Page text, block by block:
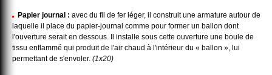
Papier journal : avec du fil de fer léger, il construit une armature autour de
laquelle il place du papier-journal comme pour former un ballon dont
l'ouverture serait en dessous. Il installe sous cette ouverture une boule de
tissu enflammé qui produit de l'air chaud à l'intérieur du « ballon », lui
permettant de s'envoler. (1x20)